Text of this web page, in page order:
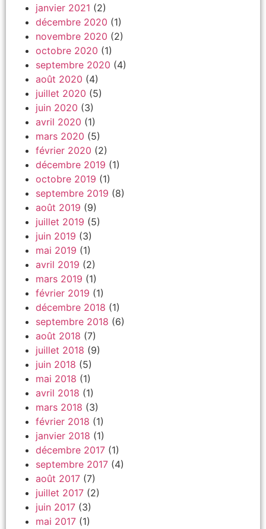
janvier 2021 (2)
décembre 2020 (1)
novembre 2020 (2)
octobre 2020 (1)
septembre 2020 (4)
août 2020 (4)
juillet 2020 (5)
juin 2020 (3)
avril 2020 (1)
mars 2020 (5)
février 2020 (2)
décembre 2019 (1)
octobre 2019 (1)
septembre 2019 (8)
août 2019 (9)
juillet 2019 (5)
juin 2019 (3)
mai 2019 (1)
avril 2019 (2)
mars 2019 (1)
février 2019 (1)
décembre 2018 (1)
septembre 2018 (6)
août 2018 (7)
juillet 2018 (9)
juin 2018 (5)
mai 2018 (1)
avril 2018 (1)
mars 2018 (3)
février 2018 (1)
janvier 2018 (1)
décembre 2017 (1)
septembre 2017 (4)
août 2017 (7)
juillet 2017 (2)
juin 2017 (3)
mai 2017 (1)